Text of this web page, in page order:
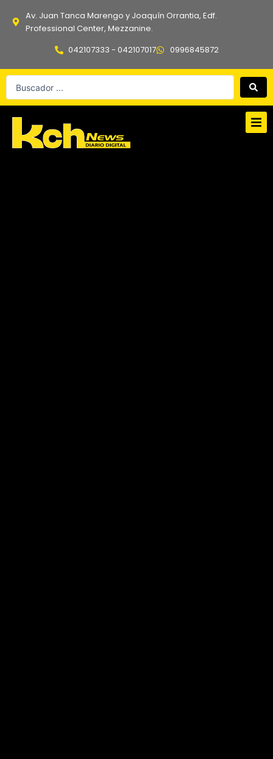
Av. Juan Tanca Marengo y Joaquín Orrantia, Edf.
Professional Center, Mezzanine.
042107333 - 042107017
0996845872
Search